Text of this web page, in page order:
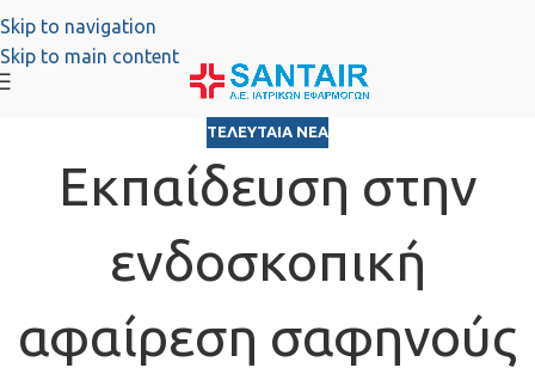
Skip to navigation
Skip to main content
ΤΕΛΕΥΤΑΊΑ ΝΈΑ
Eκπαίδευση στην
ενδοσκοπική
αφαίρεση σαφηνούς